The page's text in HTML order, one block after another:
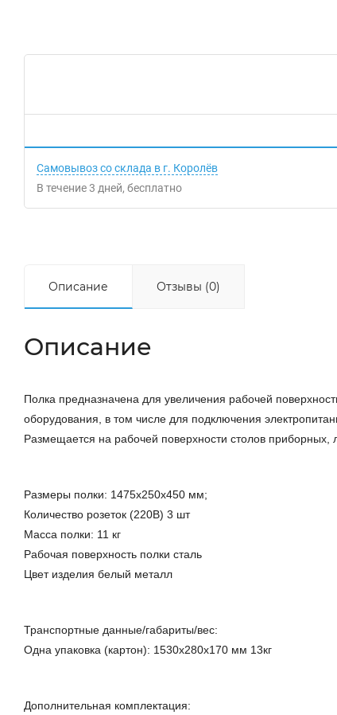
Самовывоз со склада в г. Королёв
В течение3 дней Бесплатно
Описание Отзывы (0)
Описание
Полка предназначена для увеличения рабочей
оборудования, в том числе для подключения
Размещается на рабочей поверхности столов приборных,
Размеры полки: 1475х250х450 мм;
Количество розеток (220В) 3 шт
Масса полки: 11 кг
Рабочая поверхность полки сталь
Цвет изделия белый металл
Транспортные данные/габариты/вес:
Одна упаковка (картон): 1530х280х170 мм 13кг
Дополнительная комплектация: